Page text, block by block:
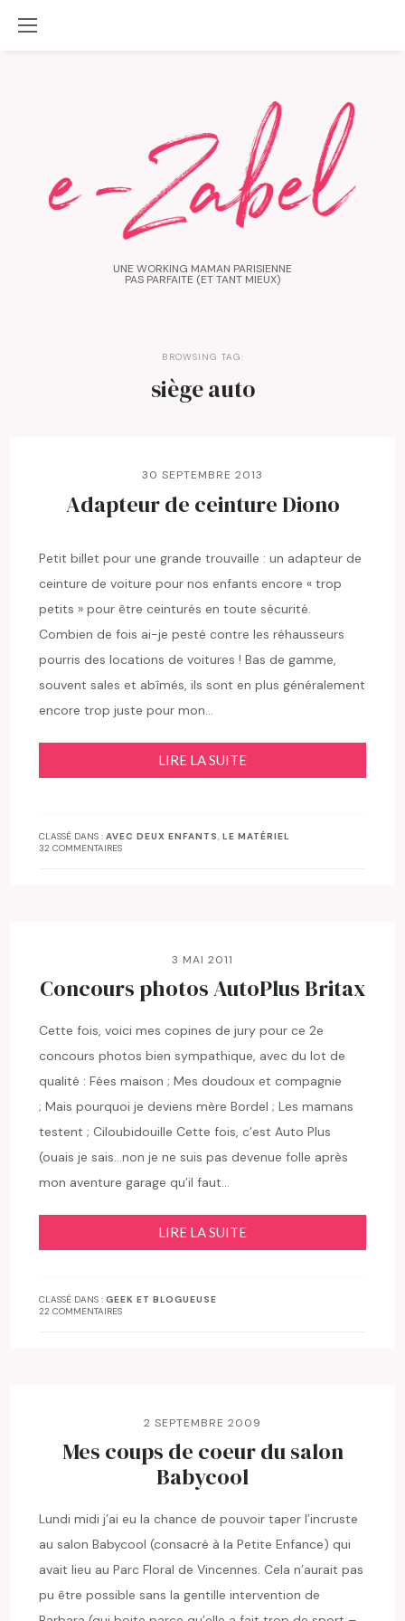
UNE WORKING MAMAN PARISIENNE
PAS PARFAITE (ET TANT MIEUX)
BROWSING TAG:
siège auto
30 SEPTEMBRE 2013
Adapteur de ceinture Diono
Petit billet pour une grande trouvaille : un adapteur de
ceinture de voiture pour nos enfants encore « trop
petits » pour être ceinturés en toute sécurité.
Combien de fois ai-je pesté contre les réhausseurs
pourris des locations de voitures ! Bas de gamme,
souvent sales et abîmés, ils sont en plus généralement
encore trop juste pour mon…
LIRE LA SUITE
CLASSÉ DANS :AVEC DEUX ENFANTS,LE MATÉRIEL
32 COMMENTAIRES
3 MAI 2011
Concours photos AutoPlus Britax
Cette fois, voici mes copines de jury pour ce 2e
concours photos bien sympathique, avec du lot de
qualité : Fées maison ; Mes doudoux et compagnie
; Mais pourquoi je deviens mère Bordel ; Les mamans
testent ; Ciloubidouille Cette fois, c’est Auto Plus
(ouais je sais…non je ne suis pas devenue folle après
mon aventure garage qu’il faut…
LIRE LA SUITE
CLASSÉ DANS :GEEK ET BLOGUEUSE
22 COMMENTAIRES
2 SEPTEMBRE 2009
Mes coups de coeur du salon
Babycool
Lundi midi j’ai eu la chance de pouvoir taper l’incruste
au salon Babycool (consacré à la Petite Enfance) qui
avait lieu au Parc Floral de Vincennes. Cela n’aurait pas
pu être possible sans la gentille intervention de